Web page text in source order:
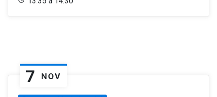
7 NOV